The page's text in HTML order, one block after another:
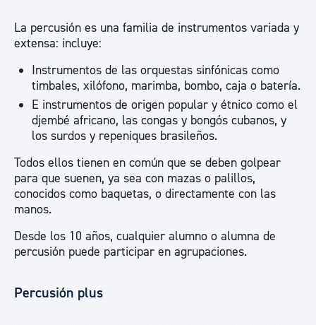
La percusión es una familia de instrumentos variada y
extensa: incluye:
Instrumentos de las orquestas sinfónicas como
timbales, xilófono, marimba, bombo, caja o batería.
E instrumentos de origen popular y étnico como el
djembé africano, las congas y bongós cubanos, y
los surdos y repeniques brasileños.
Todos ellos tienen en común que se deben golpear
para que suenen, ya sea con mazas o palillos,
conocidos como baquetas, o directamente con las
manos.
Desde los 10 años, cualquier alumno o alumna de
percusión puede participar en agrupaciones.
Percusión plus